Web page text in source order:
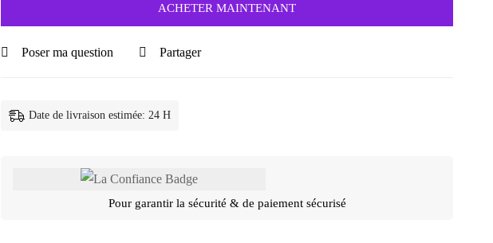
ACHETER MAINTENANT
Poser ma question Partager
Date de livraison estimée: 24 H
Pour garantir la sécurité & de paiement sécurisé